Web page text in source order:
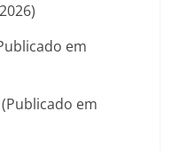
em
em